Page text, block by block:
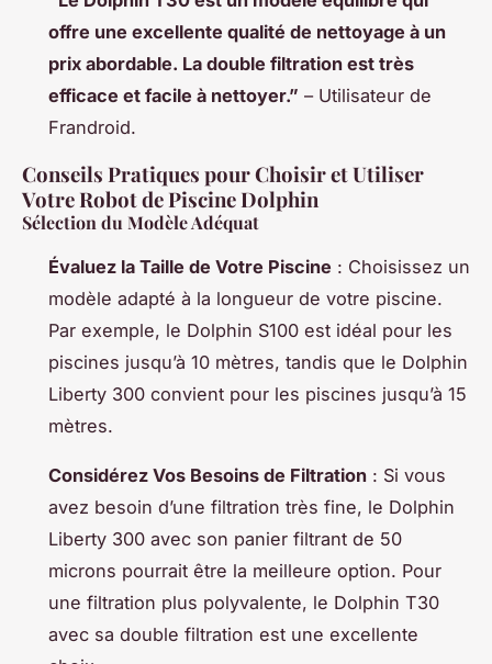
offre une excellente qualité de nettoyage à un
prix abordable. La double filtration est très
efficace et facile à nettoyer.” – Utilisateur de
Frandroid.
Conseils Pratiques pour Choisir et Utiliser
Votre Robot de Piscine Dolphin
Sélection du Modèle Adéquat
Évaluez la Taille de Votre Piscine : Choisissez un
modèle adapté à la longueur de votre piscine.
Par exemple, le Dolphin S100 est idéal pour les
piscines jusqu’à 10 mètres, tandis que le Dolphin
Liberty 300 convient pour les piscines jusqu’à 15
mètres.
Considérez Vos Besoins de Filtration : Si vous
avez besoin d’une filtration très fine, le Dolphin
Liberty 300 avec son panier filtrant de 50
microns pourrait être la meilleure option. Pour
une filtration plus polyvalente, le Dolphin T30
avec sa double filtration est une excellente